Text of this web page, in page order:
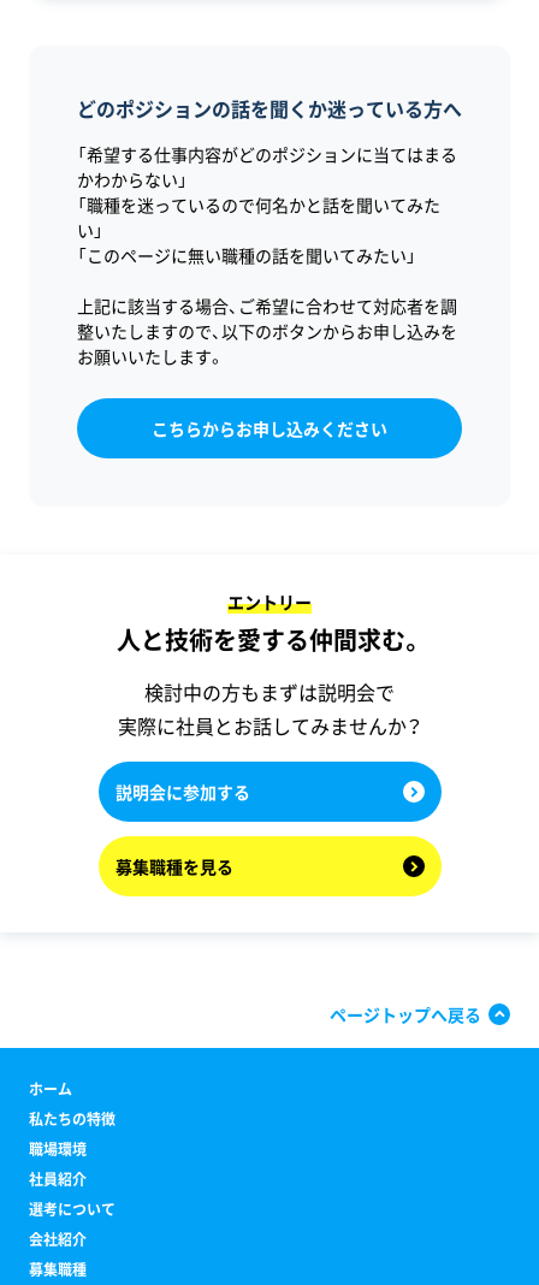
どのポジションの話を聞くか迷っている方へ
「希望する仕事内容がどのポジションに当てはまる
かわからない」
「職種を迷っているので何名かと話を聞いてみた
い」
「このページに無い職種の話を聞いてみたい」
上記に該当する場合、ご希望に合わせて対応者を調
整いたしますので、以下のボタンからお申し込みを
お願いいたします。
こちらからお申し込みください
エントリー
人と技術を愛する仲間求む。
検討中の方もまずは説明会で
実際に社員とお話してみませんか？
説明会に参加する
募集職種を見る
ページトップへ戻る
ホーム
私たちの特徴
職場環境
社員紹介
選考について
会社紹介
募集職種